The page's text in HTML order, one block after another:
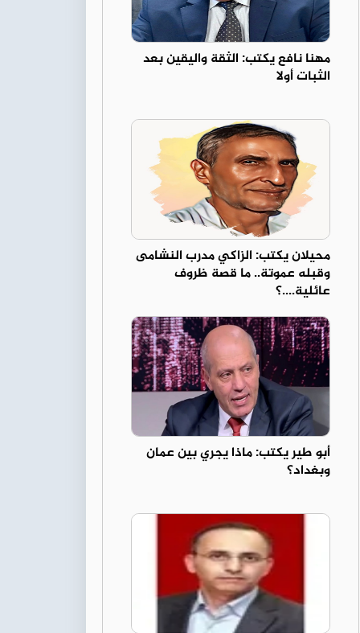
مهنا نافع يكتب: الثقة واليقين بعد
الثبات أولا
محيلان يكتب: الزاكي مدرب النشامى
وقبله عموتة.. ما قصة ظروف
عائلية....؟
أبو طير يكتب: ماذا يجري بين عمان
وبغداد؟